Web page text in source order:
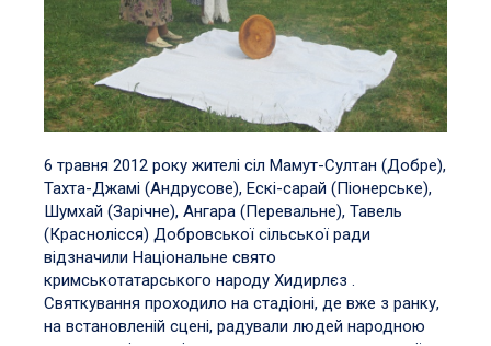
6 травня 2012 року жителі сіл Мамут-Султан (Добре),
Тахта-Джамі (Андрусове), Ескі-сарай (Піонерське),
Шумхай (Зарічне), Ангара (Перевальне), Тавель
(Краснолісся) Добровської сільської ради
відзначили Національне свято
кримськотатарського народу Хидирлєз .
Святкування проходило на стадіоні, де вже з ранку,
на встановленій сцені, радували людей народною